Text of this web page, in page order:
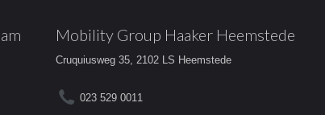
Mobility Group Haaker Heemstede
Cruquiusweg 35, 2102 LS Heemstede
023 529 0011